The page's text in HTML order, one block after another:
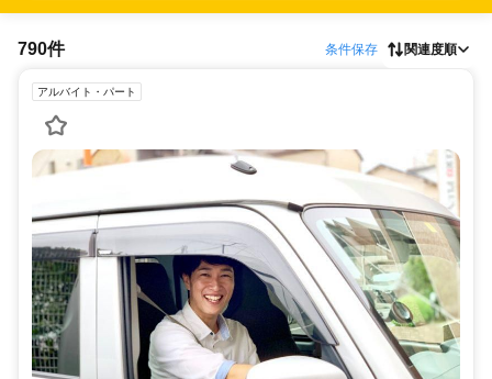
790件 条件保存 関連度順
アルバイト・パート